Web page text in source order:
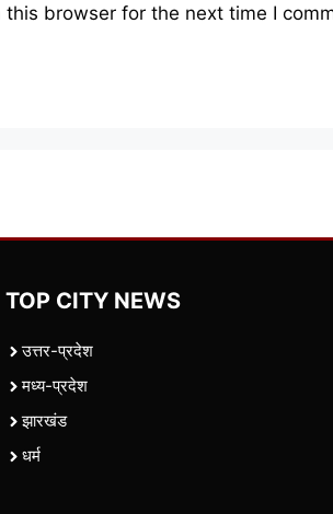
browser for the next time I
TOP CITY NEWS
उत्तर-प्रदेश
मध्य-प्रदेश
झारखंड
धर्म